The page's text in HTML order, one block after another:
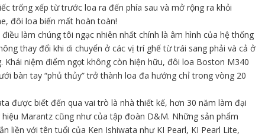
trống xếp từ trước loa ra đến phía sau và mở rộng ra khỏi
đôi loa biến mất hoàn toàn!
điều làm chúng tôi ngạc nhiên nhất chính là âm hình của hệ thống
thay đổi khi di chuyển ở các vị trí ghế từ trái sang phải và cả ở
Khái niệm điểm ngọt không còn hiện hữu, đôi loa Boston M340
bàn tay “phủ thủy” trở thành loa đa hướng chỉ trong vòng 20
được biết đến qua vai trò là nhà thiết kế, hơn 30 năm làm đại
Marantz cũng như của tập đoàn D&M. Những sản phẩm
liền với tên tuổi của Ken Ishiwata như KI Pearl, KI Pearl Lite,